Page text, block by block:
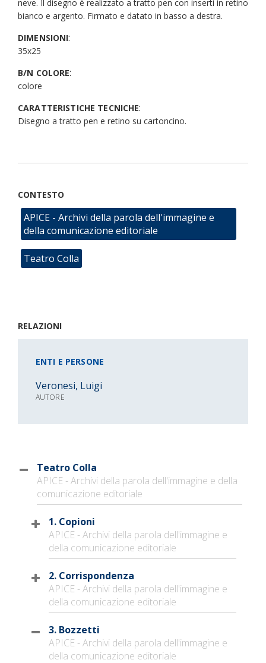
neve. Il disegno è realizzato a tratto pen con inserti in retino
bianco e argento. Firmato e datato in basso a destra.
DIMENSIONI:
35x25
B/N COLORE:
colore
CARATTERISTICHE TECNICHE:
Disegno a tratto pen e retino su cartoncino.
CONTESTO
APICE - Archivi della parola dell'immagine e
della comunicazione editoriale
Teatro Colla
RELAZIONI
ENTI E PERSONE
Veronesi, Luigi
AUTORE
Teatro Colla
APICE - Archivi della parola dell'immagine e della
comunicazione editoriale
1. Copioni
APICE - Archivi della parola dell'immagine e
della comunicazione editoriale
2. Corrispondenza
APICE - Archivi della parola dell'immagine e
della comunicazione editoriale
3. Bozzetti
APICE - Archivi della parola dell'immagine e
della comunicazione editoriale